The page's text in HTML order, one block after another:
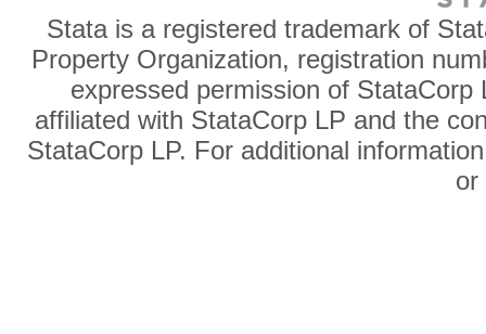
Stata is a registered trademark of
Property Organization, registration
expressed permission of
affiliated with StataCorp LP and the
StataCorp LP. For additional
or